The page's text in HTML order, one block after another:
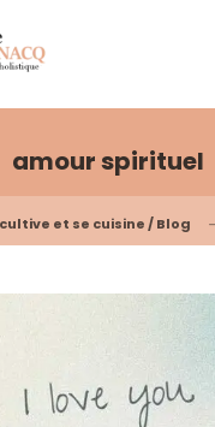
amour spirituel
et se cuisine / Blog